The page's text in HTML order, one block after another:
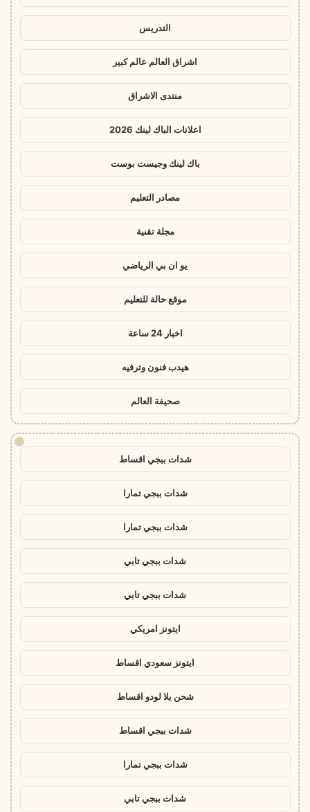
التدريس
اشراق العالم عالم كبير
منتدى الاشراق
اعلانات الباك لينك 2026
باك لينك وجيست بوست
مصادر التعليم
مجلة تقنية
يو ان بي الرياضي
موقع حالة للتعليم
اخبار 24 ساعة
هيدب فنون وترفيه
صحيفة العالم
!
شدات ببجي اقساط
شدات ببجي تمارا
شدات ببجي تمارا
شدات ببجي تابي
شدات ببجي تابي
ايتونز امريكي
ايتونز سعودي اقساط
شحن يلا لودو اقساط
شدات ببجي اقساط
شدات ببجي تمارا
شدات ببجي تابي